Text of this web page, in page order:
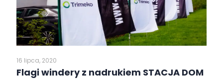
16 lipca, 2020
Flagi windery z nadrukiem STACJA DOM